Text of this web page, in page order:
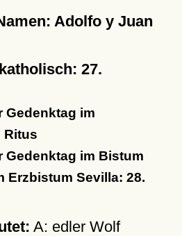
Adolfo y Juan
27.
Gedenktag im
Ritus
Gedenktag im Bistum
Erzbistum Sevilla: 28.
A: edler Wolf